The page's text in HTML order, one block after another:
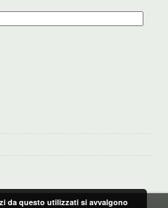
da questo utilizzati si avvalgono